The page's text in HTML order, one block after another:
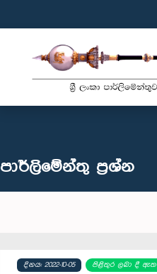
පාර්ලි‌මේන්තු‌ ප්‍රශ්න
දිනය: 2022-10-05 පිළිතුර ලබා දී ඇත